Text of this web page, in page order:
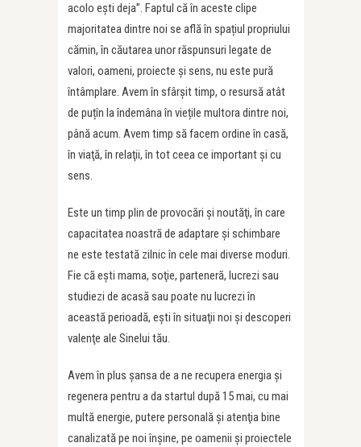
acolo eşti deja”. Faptul că în aceste clipe
majoritatea dintre noi se află în spațiul propriului
cămin, în căutarea unor răspunsuri legate de
valori, oameni, proiecte şi sens, nu este pură
întâmplare. Avem în sfârşit timp, o resursă atât
de puțîn la îndemâna în viețile multora dintre noi,
până acum. Avem timp să facem ordine în casă,
în viaţă, în relaţii, în tot ceea ce important şi cu
sens.
Este un timp plin de provocări şi noutăţi, în care
capacitatea noastră de adaptare şi schimbare
ne este testată zilnic în cele mai diverse moduri.
Fie că eşti mama, soţie, parteneră, lucrezi sau
studiezi de acasă sau poate nu lucrezi în
această perioadă, eşti în situaţii noi şi descoperi
valenţe ale Sinelui tău.
Avem în plus şansa de a ne recupera energia şi
regenera pentru a da startul după 15 mai, cu mai
multă energie, putere personală şi atenţia bine
canalizată pe noi înşine, pe oamenii şi proiectele